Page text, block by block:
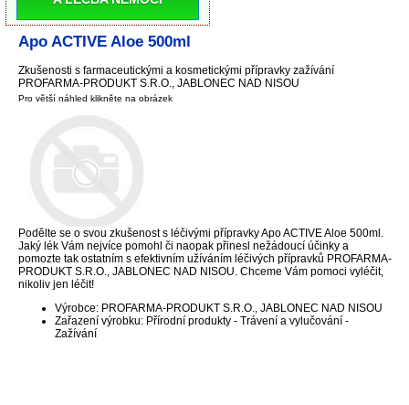
Apo ACTIVE Aloe 500ml
Zkušenosti s farmaceutickými a kosmetickými přípravky zažívání
PROFARMA-PRODUKT S.R.O., JABLONEC NAD NISOU
Pro větší náhled klikněte na obrázek
Podělte se o svou zkušenost s léčivými přípravky Apo ACTIVE Aloe 500ml.
Jaký lék Vám nejvíce pomohl či naopak přinesl nežádoucí účinky a
pomozte tak ostatním s efektivním užíváním léčivých přípravků PROFARMA-
PRODUKT S.R.O., JABLONEC NAD NISOU. Chceme Vám pomoci vyléčit,
nikoliv jen léčit!
Výrobce: PROFARMA-PRODUKT S.R.O., JABLONEC NAD NISOU
Zařazení výrobku: Přírodní produkty - Trávení a vylučování -
Zažívání